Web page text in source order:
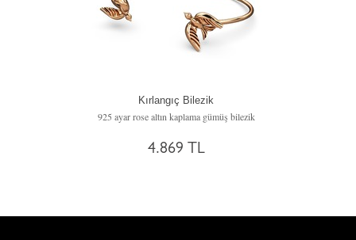
Kırlangıç Bilezik
925 ayar rose altın kaplama gümüş bilezik
4.869 TL